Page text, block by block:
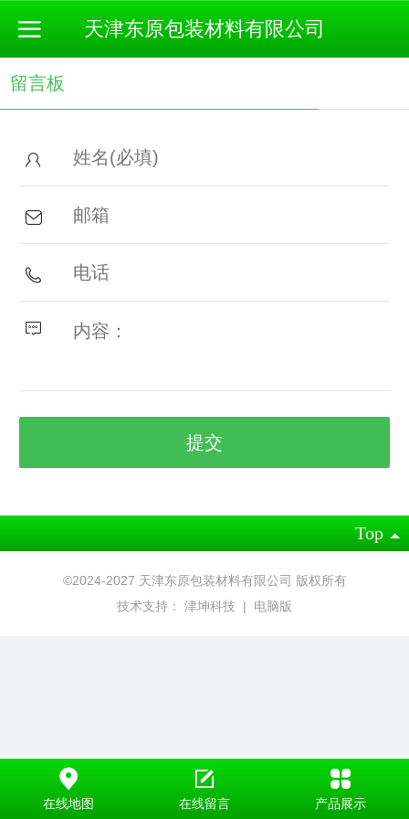
天津东原包装材料有限公司
留言板
Top
©2024-2027 天津东原包装材料有限公司 版权所有
技术支持： 津坤科技 | 电脑版
在线地图 在线留言 产品展示